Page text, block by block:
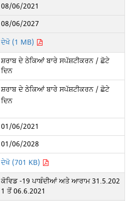
08/06/2021
08/06/2027
ਦੇਖੋ (1 MB)
ਸ਼ਰਾਬ ਦੇ ਠੇਕਿਆਂ ਬਾਰੇ ਸਪੱਸ਼ਟੀਕਰਨ / ਛੋਟੇ
ਦਿਨ
ਸ਼ਰਾਬ ਦੇ ਠੇਕਿਆਂ ਬਾਰੇ ਸਪੱਸ਼ਟੀਕਰਨ / ਛੋਟੇ
ਦਿਨ
01/06/2021
01/06/2028
ਦੇਖੋ (701 KB)
ਕੋਵਿਡ -19 ਪਾਬੰਦੀਆਂ ਅਤੇ ਆਰਾਮ 31.5.202
1 ਤੋਂ 06.6.2021